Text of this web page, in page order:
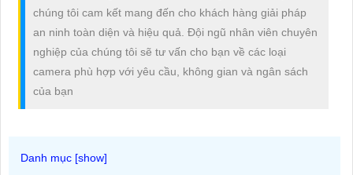
chúng tôi cam kết mang đến cho khách hàng giải pháp
an ninh toàn diện và hiệu quả. Đội ngũ nhân viên chuyên
nghiệp của chúng tôi sẽ tư vấn cho bạn về các loại
camera phù hợp với yêu cầu, không gian và ngân sách
của bạn